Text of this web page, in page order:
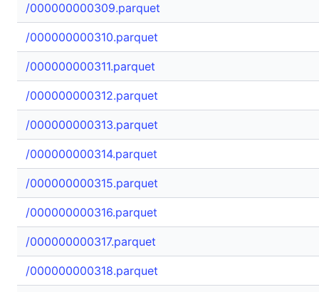
/000000000309.parquet
/000000000310.parquet
/000000000311.parquet
/000000000312.parquet
/000000000313.parquet
/000000000314.parquet
/000000000315.parquet
/000000000316.parquet
/000000000317.parquet
/000000000318.parquet